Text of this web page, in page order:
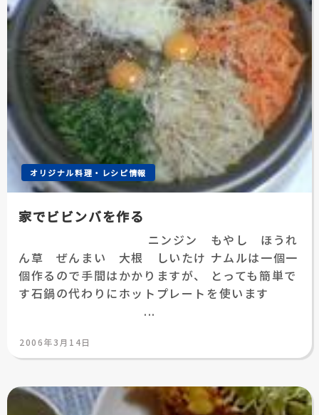
オリジナル料理・レシピ情報
家でビビンバを作る
ニンジン もやし ほうれ
ん草 ぜんまい 大根 しいたけ ナムルは一個一
個作るので手間はかかりますが、 とっても簡単で
す石鍋の代わりにホットプレートを使います
...
投
日:
2006年3月14日